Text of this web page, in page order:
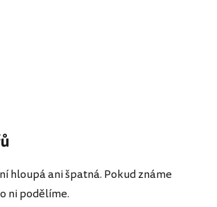
hloupá ani špatná. Pokud známe
ni podělíme.